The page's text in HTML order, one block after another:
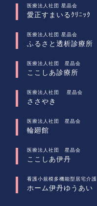
医療法人社団 星晶会
愛正すまいるｸﾘﾆｯｸ
医療法人社団 星晶会
ふるさと透析診療所
医療法人社団 星晶会
ここしあ診療所
医療法人社団 星晶会
ささやき
医療法人社団 星晶会
輪廻館
医療法人社団 星晶会
ここしあ伊丹
看護小規模多機能型居宅介護
ホーム伊丹ゆうあい